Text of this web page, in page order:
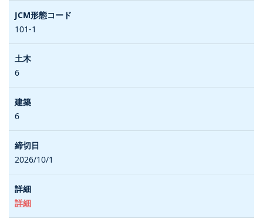
101-1
6
6
2026/10/1
詳細